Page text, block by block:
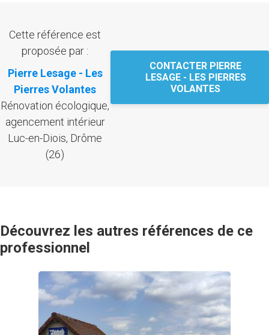
Cette référence est
proposée par :
Pierre Lesage - Les
Pierres Volantes
Rénovation écologique,
agencement intérieur
Luc-en-Diois, Drôme
(26)
CONTACTER PIERRE
LESAGE - LES PIERRES
VOLANTES
Découvrez les autres références de ce
professionnel